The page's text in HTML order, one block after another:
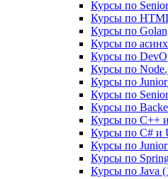
Курсы по
Курсы по
Курсы по
Курсы по
Курсы по
Курсы по
Курсы по Junior
Курсы по
Курсы по
Курсы по C++
Курсы по C# и
Курсы по
Курсы по
Курсы по Java